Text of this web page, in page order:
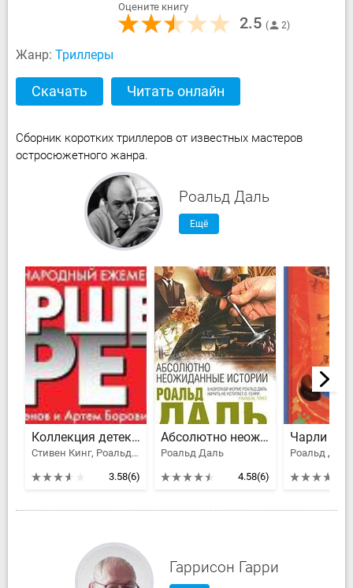
Оцените книгу
2.5 2
Жанр: Триллеры
Скачать Читать онлайн
Сборник коротких триллеров от известных мастеров
остросюжетного жанра.
Роальд Даль
Ещё
Коллекция детективов
Стивен Кинг, Роальд Даль, Блох Роберт Альберт, Грейвс Роберт, Лутц Джон, Мэтисон Ричард, Блок Лоуренс, Макгерр Патрисия, Хилл Текс, Гриннэл Дэвид, Ноултон Дон, Пэйн Джозеф, Крайдер Билл, Фиш Роберт, Чизхолм Ли, Камински Стюарт Мелвин, Миронюк Надя, Холдинг Джеймс, Деминг Ричард, Аллен Стив, Чампьон Дарси Линдон, Даниеэлс Гаролд, Кук Дэвид С., Дэвидсон Аврам, ОКоннел Стив, Хенинг Дональд, Куин Эллери, Дарнелл Оливия, Рокотов Валерий
3.58(6)
Абсолютно неожиданные истории
Роальд Даль
4.58(6)
Гаррисон Гарри